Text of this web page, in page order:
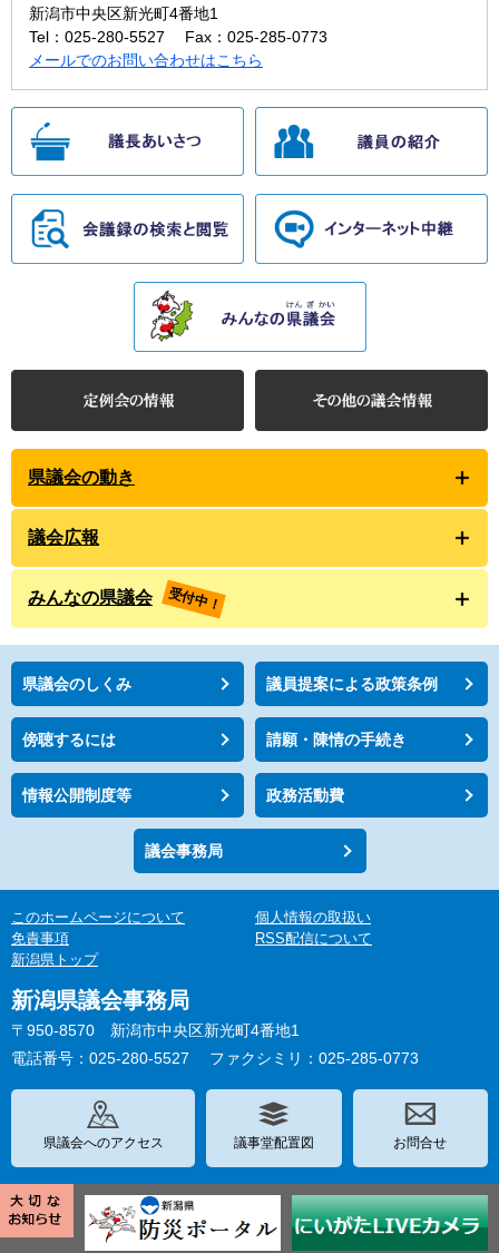
新潟市中央区新光町4番地1
Tel：025-280-5527
Fax：025-285-0773
メールでのお問い合わせはこちら
県議会の動き
議会広報
みんなの県議会 受付中！
県議会のしくみ 議員提案による政策条例
傍聴するには 請願・陳情の手続き
情報公開制度等 政務活動費
議会事務局
このホームページについて
個人情報の取扱い
免責事項
RSS配信について
新潟県トップ
新潟県議会事務局
〒950-8570 新潟市中央区新光町4番地1
電話番号：025-280-5527
ファクシミリ：025-285-0773
県議会へのアクセス 議事堂配置図 お問合せ